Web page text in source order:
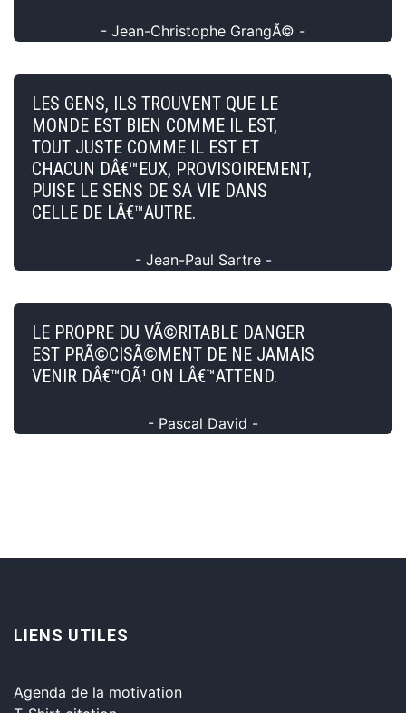
- Jean-Christophe GrangÃ© -
LES GENS, ILS TROUVENT QUE LE
MONDE EST BIEN COMME IL EST,
TOUT JUSTE COMME IL EST ET
CHACUN DÂ€™EUX, PROVISOIREMENT,
PUISE LE SENS DE SA VIE DANS
CELLE DE LÂ€™AUTRE.
- Jean-Paul Sartre -
LE PROPRE DU VÃ©RITABLE DANGER
EST PRÃ©CISÃ©MENT DE NE JAMAIS
VENIR DÂ€™OÃ¹ ON LÂ€™ATTEND.
- Pascal David -
LIENS UTILES
Agenda de la motivation